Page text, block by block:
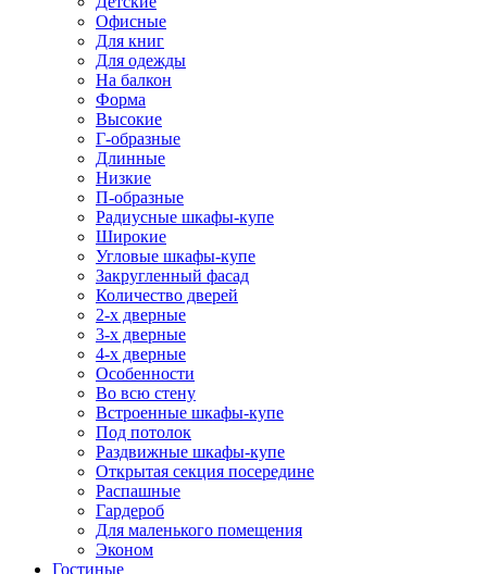
Офисные
Для книг
Для одежды
На балкон
Форма
Высокие
Г-образные
Длинные
Низкие
П-образные
Радиусные шкафы-купе
Широкие
Угловые шкафы-купе
Закругленный фасад
Количество дверей
2-х дверные
3-х дверные
4-х дверные
Особенности
Во всю стену
Встроенные шкафы-купе
Под потолок
Раздвижные шкафы-купе
Открытая секция посередине
Распашные
Гардероб
Для маленького помещения
Эконом
Гостиные